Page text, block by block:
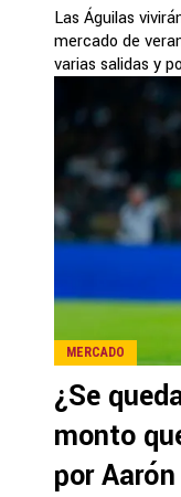
Las Águilas
mercado de
varias salidas y
MERCADO
¿Se
monto
por